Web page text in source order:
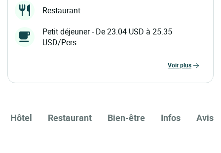
Restaurant
Petit déjeuner - De 23.04 USD à 25.35
USD/Pers
voir plus
Hôtel Restaurant Bien-être Infos Avis